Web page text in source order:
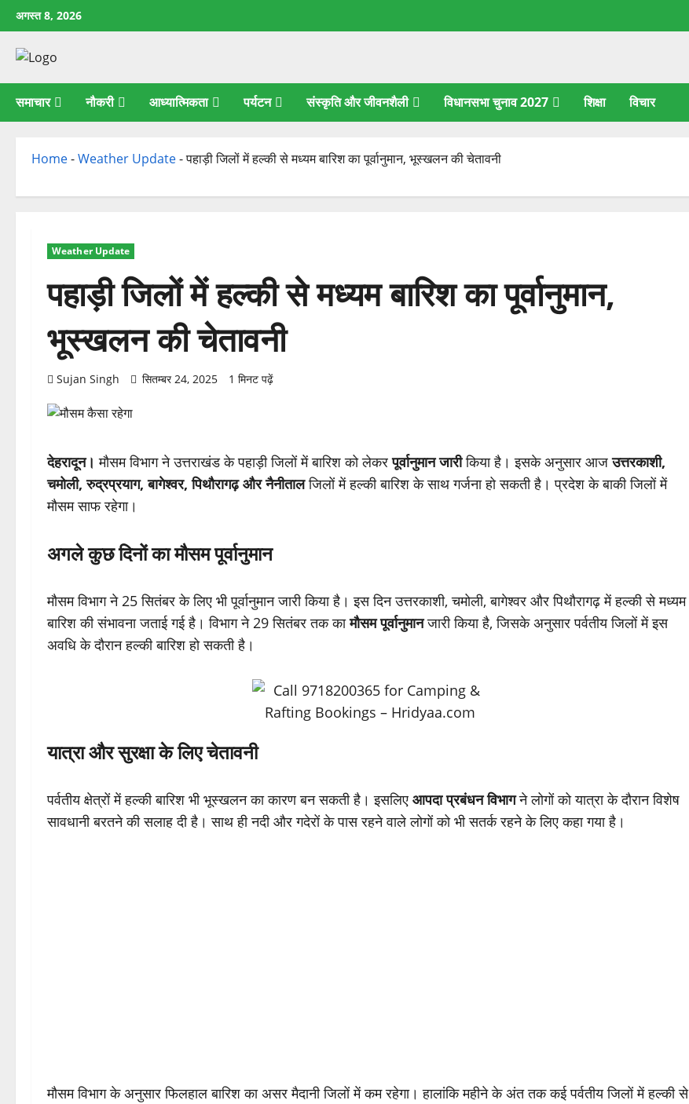
छोड़कर
सामग्री
अगस्त 8, 2026
समाचार नौकरी आध्यात्मिकता पर्यटन संस्कृति और जीवनशैली विधानसभा चुनाव 2027 शिक्षा विचार
Home-Weather Update-पहाड़ी जिलों में हल्की से मध्यम बारिश का पूर्वानुमान, भूस्खलन की चेतावनी
Weather Update
पहाड़ी जिलों में हल्की से मध्यम बारिश का पूर्वानुमान,
भूस्खलन की चेतावनी
Sujan Singh सितम्बर 24, 2025 1 मिनट पढ़ें
देहरादून। मौसम विभाग ने उत्तराखंड के पहाड़ी जिलों में बारिश को लेकरपूर्वानुमान जारीकिया है। इसके अनुसार आजउत्तरकाशी,
चमोली, रुद्रप्रयाग, बागेश्वर, पिथौरागढ़ और नैनीतालजिलों में हल्की बारिश के साथ गर्जना हो सकती है। प्रदेश के बाकी जिलों में
मौसम साफ रहेगा।
अगले कुछ दिनों का मौसम पूर्वानुमान
मौसम विभाग ने 25 सितंबर के लिए भी पूर्वानुमान जारी किया है। इस दिन उत्तरकाशी, चमोली, बागेश्वर और पिथौरागढ़ में हल्की से मध्यम
बारिश की संभावना जताई गई है। विभाग ने 29 सितंबर तक कामौसम पूर्वानुमानजारी किया है, जिसके अनुसार पर्वतीय जिलों में इस
अवधि के दौरान हल्की बारिश हो सकती है।
यात्रा और सुरक्षा के लिए चेतावनी
पर्वतीय क्षेत्रों में हल्की बारिश भी भूस्खलन का कारण बन सकती है। इसलिए आपदा प्रबंधन विभागने लोगों को यात्रा के दौरान विशेष
सावधानी बरतने की सलाह दी है। साथ ही नदी और गदेरों के पास रहने वाले लोगों को भी सतर्क रहने के लिए कहा गया है।
मौसम विभाग के अनुसार फिलहाल बारिश का असर मैदानी जिलों में कम रहेगा। हालांकि महीने के अंत तक कई पर्वतीय जिलों में हल्की से